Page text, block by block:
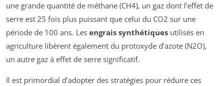
une grande quantité de méthane (CH4), un gaz dont l’effet de
serre est 25 fois plus puissant que celui du CO2 sur une
période de 100 ans. Les engrais synthétiques utilisés en
agriculture libèrent également du protoxyde d’azote (N2O),
un autre gaz à effet de serre significatif.
Il est primordial d’adopter des stratégies pour réduire ces